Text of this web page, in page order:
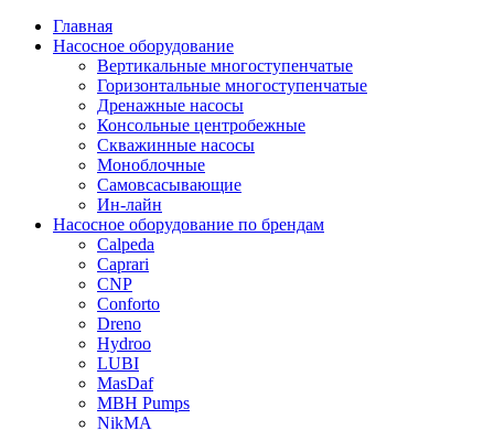
Главная
Насосное оборудование
Вертикальные многоступенчатые
Горизонтальные многоступенчатые
Дренажные насосы
Консольные центробежные
Скважинные насосы
Моноблочные
Самовсасывающие
Ин-лайн
Насосное оборудование по брендам
Calpeda
Caprari
CNP
Conforto
Dreno
Hydroo
LUBI
MasDaf
MBH Pumps
NikMA